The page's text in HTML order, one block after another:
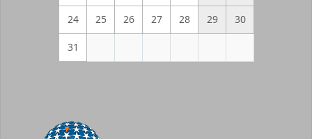
24 25 26 27 28 29 30
31